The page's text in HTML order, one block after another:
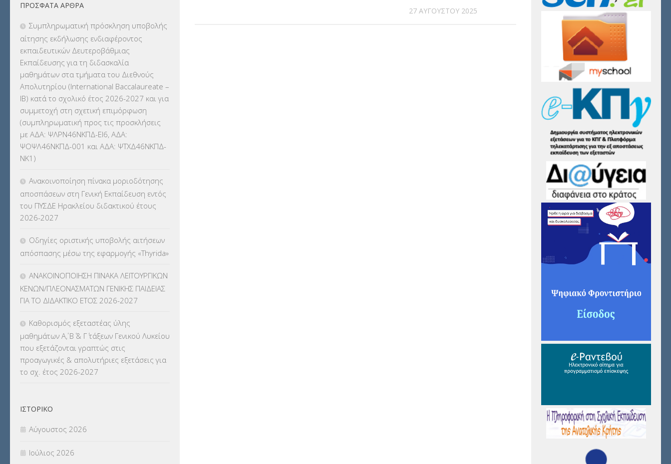
27 ΑΥΓΟΎΣΤΟΥ 2025
ΕΚΔΡΟΜΕΣ(7.354)
ΕΚΠΑΙΔΕΥΤΙΚΑ ΘΕΜΑΤΑ (2.824)
ΕΠΑΛ(366)
ΕΠΙΜΟΡΦΩΣΗ Τ.Π.Ε.(10)
ΕΥΡΩΠΑΪΚΑ ΠΡΟΓΡΑΜΜΑΤΑ(230)
ΚΕΣΥ(60)
ΚΕΣΥΠ(109)
ΓΛΩΣΣΟΜΑΘΕΙΑΣ(135)
ΚΠπ- ΚΡΑΤΙΚΟ ΠΙΣΤΟΠΟΙΗΤΙΚΟ
ΠΛΗΡΟΦΟΡΙΚΗΣ
ΛΟΙΠΑ(309)
ΜΕΤΑΘΕΣΕΙΣ-ΤΟΠΟΘΕΤΗΣΕΙΣ
ΒΕΛΤΙΩΣΕΙΣ(319)
ΜΕΤΑΤΑΞΕΙΣ(87)
ΜΕΤΑΦΟΡΑ ΜΑΘΗΤΩΝ(3)
ΝΟΜΟΘΕΣΙΑ(66)
ΠΡΌΣΦΑΤΑ ΆΡΘΡΑ
Συμπληρωματική πρόσκληση υποβολής
αίτησης εκδήλωσης ενδιαφέροντος
εκπαιδευτικών Δευτεροβάθμιας
Εκπαίδευσης για τη διδασκαλία
μαθημάτων στα τμήματα του Διεθνούς
Απολυτηρίου (International Baccalaureate –
IB) κατά το σχολικό έτος 2026-2027 και για
συμμετοχή στη σχετική επιμόρφωση
(συμπληρωματική προς τις προσκλήσεις
με ΑΔΑ: ΨΛΡΝ46ΝΚΠΔ-ΕΙ6, ΑΔΑ:
ΨΟΨΛ46ΝΚΠΔ-001 και ΑΔΑ: ΨΤΧΔ46ΝΚΠΔ-
ΝΚ1)
Ανακοινοποίηση πίνακα μοριοδότησης
αποσπάσεων στη Γενική Εκπαίδευση εντός
του ΠΥΣΔΕ Ηρακλείου διδακτικού έτους
2026-2027
Οδηγίες οριστικής υποβολής αιτήσεων
απόσπασης μέσω της εφαρμογής «Thyrida»
ΑΝΑΚΟΙΝΟΠΟΙΗΣΗ ΠΙΝΑΚΑ ΛΕΙΤΟΥΡΓΙΚΩΝ
ΚΕΝΩΝ/ΠΛΕΟΝΑΣΜΑΤΩΝ ΓΕΝΙΚΗΣ ΠΑΙΔΕΙΑΣ
ΓΙΑ ΤΟ ΔΙΔΑΚΤΙΚΟ ΕΤΟΣ 2026-2027
Καθορισμός εξεταστέας ύλης
μαθημάτων Α΄, Β΄ & Γ΄ τάξεων Γενικού Λυκείου
που εξετάζονται γραπτώς στις
προαγωγικές & απολυτήριες εξετάσεις για
το σχ. έτος 2026-2027
ΙΣΤΟΡΙΚΌ
Αύγουστος 2026
Ιούλιος 2026